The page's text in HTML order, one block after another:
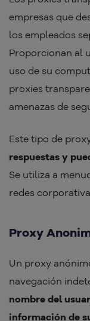
empresas que
los empleados
Proporcionan al
uso de su
proxies
amenazas de
Este tipo de
respuestas y
Se utiliza a
redes
Proxy
Un proxy
navegación
nombre del
información de